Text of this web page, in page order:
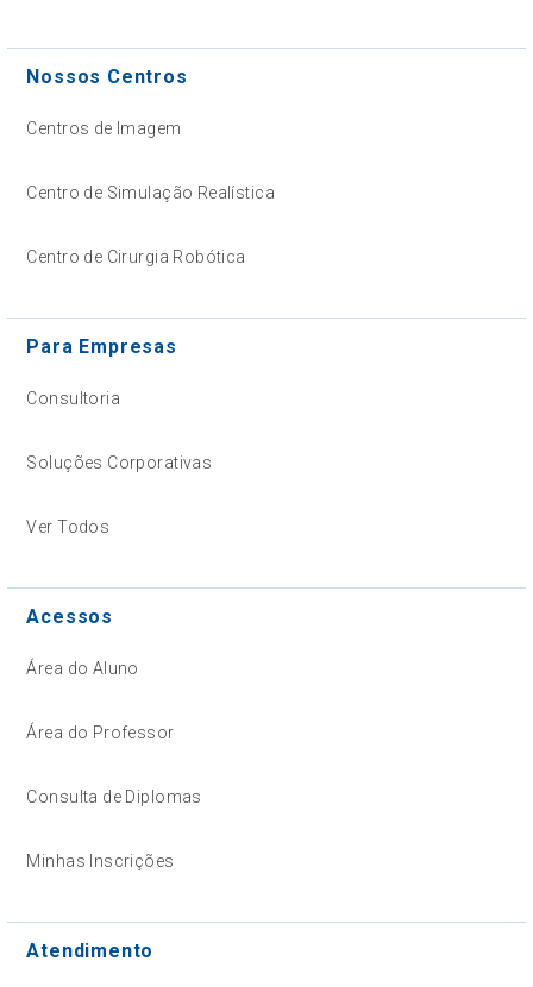
Nossos Centros
Centros de Imagem
Centro de Simulação Realística
Centro de Cirurgia Robótica
Para Empresas
Consultoria
Soluções Corporativas
Ver Todos
Acessos
Área do Aluno
Área do Professor
Consulta de Diplomas
Minhas Inscrições
Atendimento